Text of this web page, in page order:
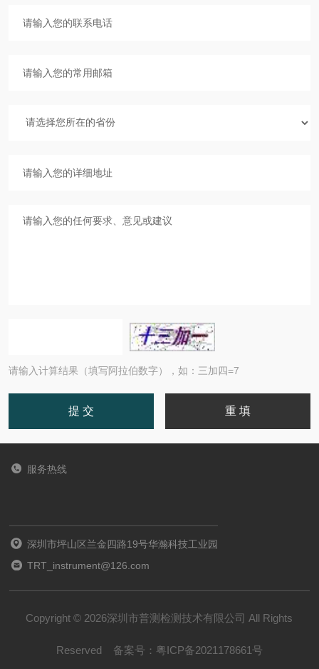
请输入计算结果（填写阿拉伯数字），如：三加四=7
服务热线
深圳市坪山区兰金四路19号华瀚科技工业园
TRT_instrument@126.com
Copyright © 2026深圳市普测检测技术有限公司 All Rights
Reserved 备案号： 粤ICP备2021178661号